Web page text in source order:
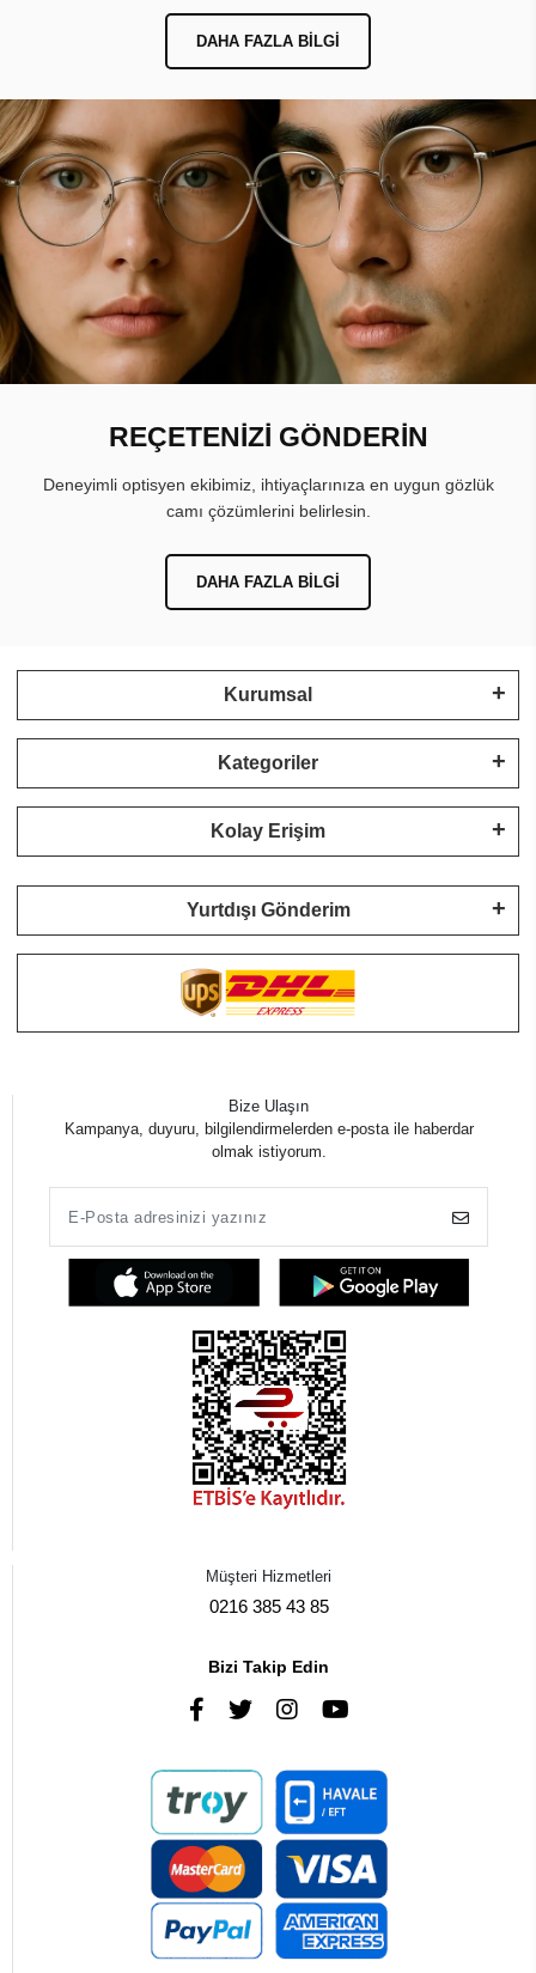
DAHA FAZLA BILGI
REÇETENİZİ GÖNDERİN
Deneyimli optisyen ekibimiz, ihtiyaçlarınıza en uygun gözlük
camı çözümlerini belirlesin.
DAHA FAZLA BILGI
Kurumsal
Kategoriler
Kolay Erişim
Yurtdışı Gönderim
Bize Ulaşın
Kampanya, duyuru, bilgilendirmelerden e-posta ile haberdar
olmak istiyorum.
Müşteri Hizmetleri
0216 385 43 85
Bizi Takip Edin